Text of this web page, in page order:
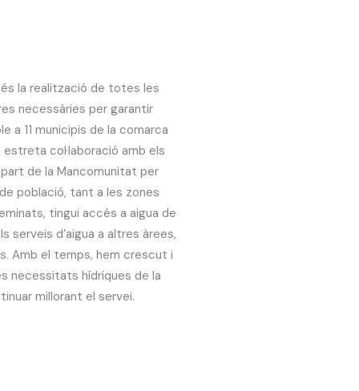
la realització de totes les
necessàries per garantir
a 11 municipis de la comarca
col·laboració amb els
de la Mancomunitat per
població, tant a les zones
tingui accés a aigua de
serveis d’aigua a altres àrees,
Amb el temps, hem crescut i
necessitats hídriques de la
millorant el servei.